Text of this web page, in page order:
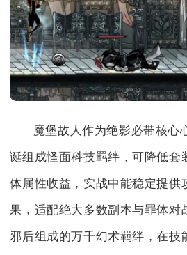
魔堡故人作为绝影必带核心
诞组成怪面科技羁绊，可降低套
体属性收益，实战中能稳定提供
果，适配绝大多数副本与罪体对
邪后组成的万千幻术羁绊，在技